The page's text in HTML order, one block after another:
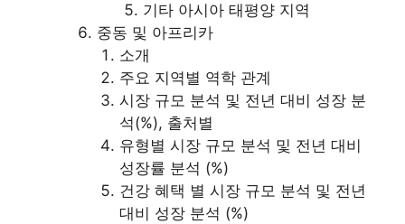
기타 아시아 태평양 지역
중동 및 아프리카
소개
주요 지역별 역학 관계
시장 규모 분석 및 전년 대비 성장 분
석(%), 출처별
유형별 시장 규모 분석 및 전년 대비
성장률 분석 (%)
건강 혜택 별 시장 규모 분석 및 전년
대비 성장 분석 (%)